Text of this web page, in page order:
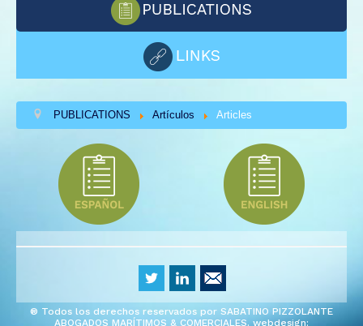
PUBLICATIONS Artículos Articles
® Todos los derechos reservados por SABATINO PIZZOLANTE
ABOGADOS MARÍTIMOS & COMERCIALES. webdesign: